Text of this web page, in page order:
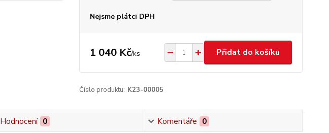
Nejsme plátci DPH
1 040 Kč/ks Přidat do košíku
Číslo produktu: K23-00005
Hodnocení 0 Komentáře 0